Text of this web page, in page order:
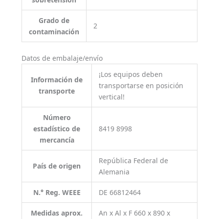
Grado de
contaminación
2
Datos de embalaje/envío
Información de
transporte
¡Los equipos deben
transportarse en posición
vertical!
Número
estadístico de
mercancía
8419 8998
País de origen
República Federal de
Alemania
N.° Reg. WEEE DE 66812464
Medidas aprox. An x Al x F 660 x 890 x